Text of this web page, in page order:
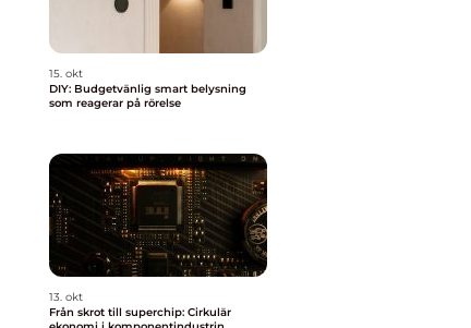
15. okt
DIY: Budgetvänlig smart belysning
som reagerar på rörelse
13. okt
Från skrot till superchip: Cirkulär